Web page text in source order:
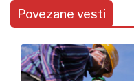
Povezane vesti